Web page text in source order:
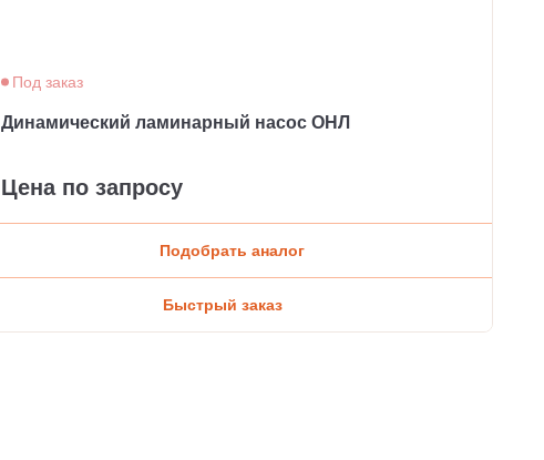
Под заказ
Динамический ламинарный насос ОНЛ
Цена по запросу
Подобрать аналог
Быстрый заказ